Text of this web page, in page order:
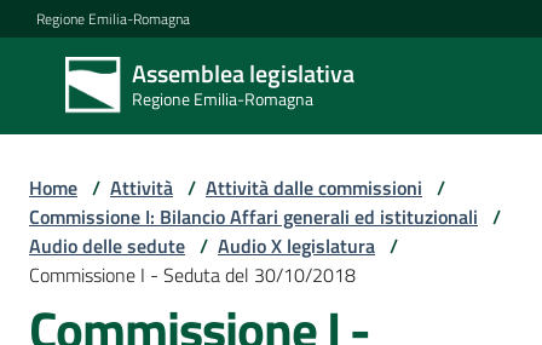
Vai al contenuto
Vai alla navigazione
Vai al footer
Regione Emilia-Romagna
Assemblea legislativa
Regione Emilia-Romagna
Assemblea
legislativa
Regione Emilia-
Assemblea
Home / Attività / Attività dalle commissioni /
Commissione I: Bilancio Affari generali ed istituzionali /
Audio delle sedute / Audio X legislatura /
Commissione I - Seduta del 30/10/2018